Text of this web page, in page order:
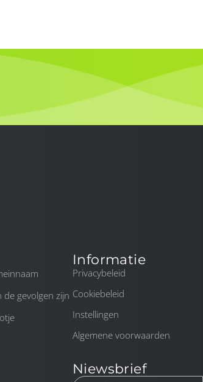
de gevolgen zijn
Informatie
Privacybeleid
Cookiebeleid
Instellingen
Algemene voorwaarden
Niewsbrief